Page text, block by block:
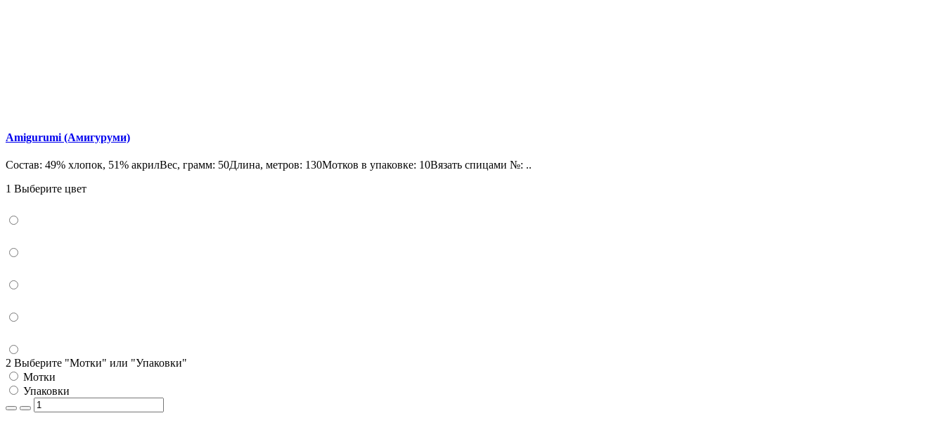
Amigurumi (Амигуруми)
Состав: 49% хлопок, 51% акрилВес, грамм: 50Длина, метров: 130Мотков в упаковке: 10Вязать спицами №: ..
1 Выберите цвет
2 Выберите "Мотки" или "Упаковки"
Мотки
Упаковки